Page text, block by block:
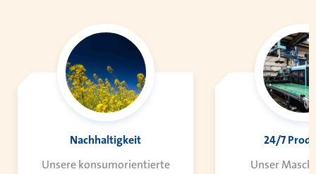
Nachhaltigkeit
Unsere konsumorientierte
24/7
Unser